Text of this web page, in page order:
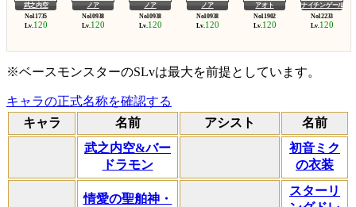
武之内空 ノア ノア ノア アオト ナイチンゲール
Lv.120 Lv.120 Lv.120 Lv.120 Lv.120 Lv.120
※ベースモンスターのSLvは最大を前提としています。
キャラの正式名称を確認する
キャラ
名前 アシスト
名前
武之内空&バー
ドラモン
初音ミク
の衣装
情愛の聖舶神・
スターリ